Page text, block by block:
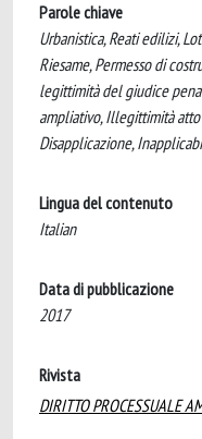
Parole chiave
Urbanistica, Reati edilizi,
Riesame, Permesso di
legittimità del giudice
ampliativo, Illegittimità
Disapplicazione,
Lingua del contenuto
Italian
Data di pubblicazione
2017
Rivista
DIRITTO PROCESSUALE